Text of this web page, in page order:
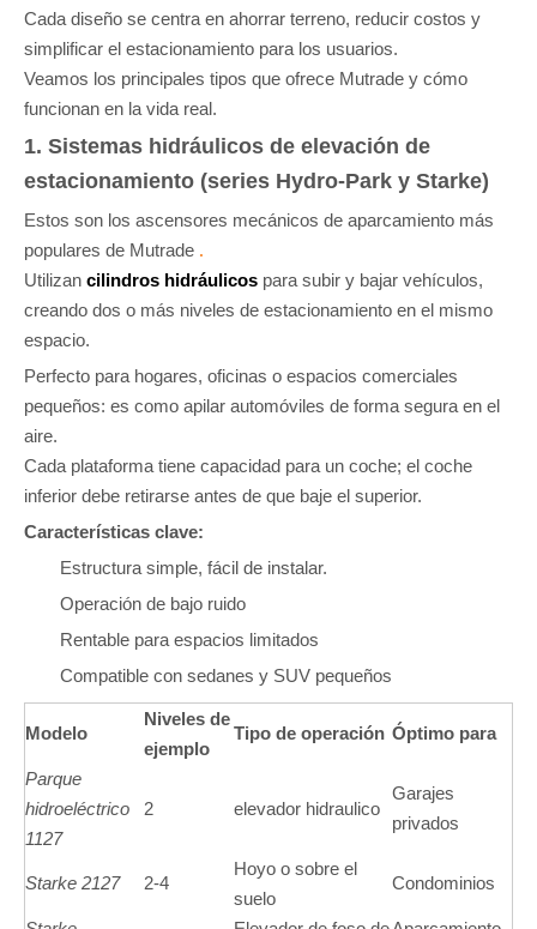
Cada diseño se centra en ahorrar terreno, reducir costos y
simplificar el estacionamiento para los usuarios.
Veamos los principales tipos que ofrece Mutrade y cómo
funcionan en la vida real.
1. Sistemas hidráulicos de elevación de
estacionamiento (series Hydro-Park y Starke)
Estos son los ascensores mecánicos de aparcamiento más
populares de Mutrade .
Utilizan cilindros hidráulicos para subir y bajar vehículos,
creando dos o más niveles de estacionamiento en el mismo
espacio.
Perfecto para hogares, oficinas o espacios comerciales
pequeños: es como apilar automóviles de forma segura en el
aire.
Cada plataforma tiene capacidad para un coche; el coche
inferior debe retirarse antes de que baje el superior.
Características clave:
Estructura simple, fácil de instalar.
Operación de bajo ruido
Rentable para espacios limitados
Compatible con sedanes y SUV pequeños
Modelo
Niveles de
ejemplo
Tipo de operación Óptimo para
Parque
hidroeléctrico
1127
2 elevador hidraulico
Garajes
privados
Starke 2127 2-4
Hoyo o sobre el
suelo
Condominios